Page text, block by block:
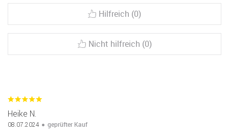
Hilfreich (0)
Nicht hilfreich (0)
Heike N.
08.07.2024 geprüfter Kauf